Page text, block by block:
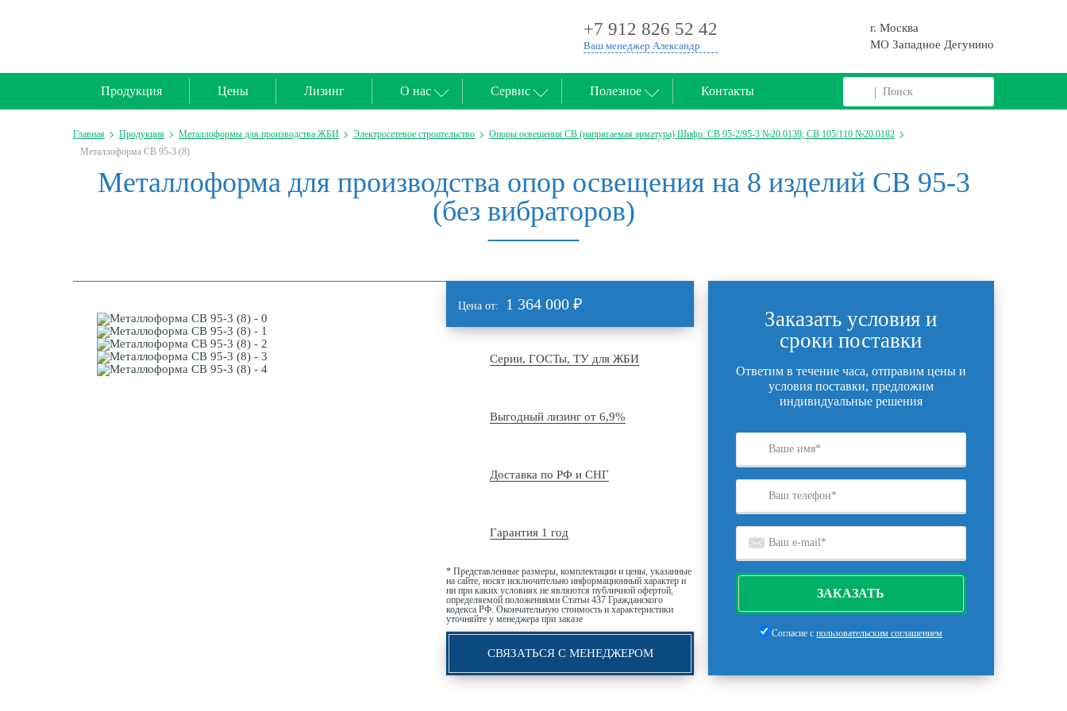
+7 912 826 52 42
Ваш менеджер Александр
г. Москва
МО Западное Дегунино
Продукция Цены Лизинг О нас Сервис Полезное Контакты
Главная Продукция Металлоформы для производства ЖБИ Электросетевое строительство
Опоры освещения СВ (напрягаемая арматура) Шифр: СВ 95-2/95-3 №20.0139; СВ 105/110 №20.0182
Металлоформа СВ 95-3 (8)
Металлоформа для производства опор освещения на 8 изделий СВ 95-3
(без вибраторов)
Цена от: 1 364 000 ₽
Серии, ГОСТы, ТУ для ЖБИ
Выгодный лизинг от 6,9%
Доставка по РФ и СНГ
Гарантия 1 год
* Представленные размеры, комплектации и цены, указанные
на сайте, носят исключительно информационный характер и
ни при каких условиях не являются публичной офертой,
определяемой положениями Статьи 437 Гражданского
кодекса РФ. Окончательную стоимость и характеристики
уточняйте у менеджера при заказе
СВЯЗАТЬСЯ С МЕНЕДЖЕРОМ
Заказать условия и
сроки поставки
Ответим в течение часа, отправим цены и
условия поставки, предложим
индивидуальные решения
ЗАКАЗАТЬ
Согласие спользовательским соглашением